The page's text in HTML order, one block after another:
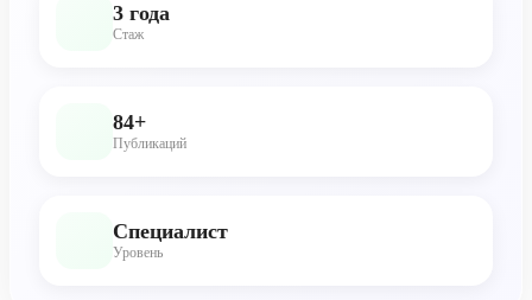
3 года
Стаж
84+
Публикаций
Специалист
Уровень